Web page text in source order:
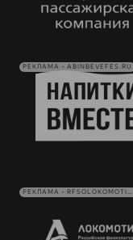
РЕКЛАМА • ABINBEVEFES.RU
РЕКЛАМА • RFSOLOKOMOTIV.RU